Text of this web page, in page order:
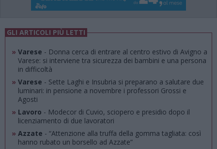
GLI ARTICOLI PIÙ LETTI
» Varese - Donna cerca di entrare al centro estivo di Avigno a
Varese: si interviene tra sicurezza dei bambini e una persona
in difficoltà
» Varese - Sette Laghi e Insubria si preparano a salutare due
luminari: in pensione a novembre i professori Grossi e
Agosti
» Lavoro - Modecor di Cuvio, sciopero e presidio dopo il
licenziamento di due lavoratori
» Azzate - “Attenzione alla truffa della gomma tagliata: così
hanno rubato un borsello ad Azzate”